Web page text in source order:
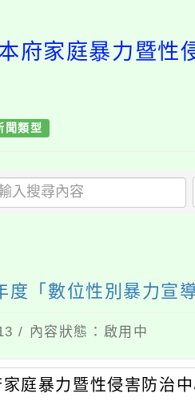
府家庭暴力暨性
聞類型
「數位性別暴力宣
/ 內容狀態：啟用中
庭暴力暨性侵害防治